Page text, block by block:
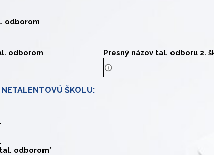
odborom
2. tal. školy.
odborom
2. tal. školy.
Presný názov tal. odboru 2.
Presný názov tal. odboru 2.
ŠKOLU:
odborom*